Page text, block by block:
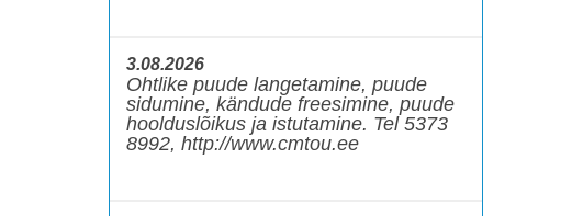
3.08.2026
Ohtlike puude langetamine, puude
sidumine, kändude freesimine, puude
hoolduslõikus ja istutamine. Tel 5373
8992, http://www.cmtou.ee